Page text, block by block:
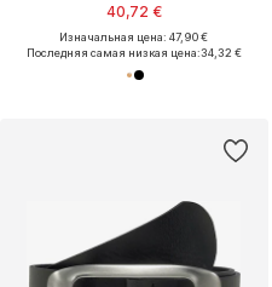
40,72 €
Изначальная цена: 47,90 €
Последняя самая низкая цена:34,32 €